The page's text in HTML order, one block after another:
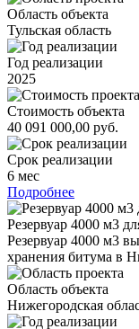
Область объекта
Тульская область
Год реализации
2025
Стоимость объекта
40 091 000,00 руб.
Срок реализации
6 мес
Подробнее
Резервуар 4000 м3
Резервуар 4000 м3
хранения битума в
Область объекта
Нижегородская